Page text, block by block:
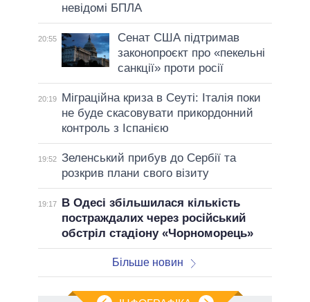
невідомі БПЛА
20:55
Сенат США підтримав
законопроєкт про «пекельні
санкції» проти росії
20:19
Міграційна криза в Сеуті: Італія поки
не буде скасовувати прикордонний
контроль з Іспанією
19:52 Зеленський прибув до Сербії та
розкрив плани свого візиту
19:17
В Одесі збільшилася кількість
постраждалих через російський
обстріл стадіону «Чорноморець»
Більше новин